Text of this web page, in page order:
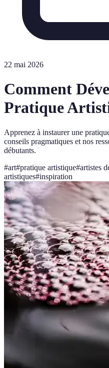
22 mai 2026
Comment
Pratique
Apprenez à instaurer une
conseils pragmatiques et nos
débutants.
#art#pratique artistique#artistes
artistiques#inspiration